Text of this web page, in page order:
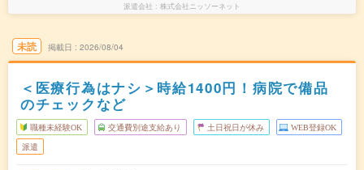
派遣会社 株式会社ニッソーネット
未読 掲載日 2026/08/04
＜医療行為はナシ＞時給1400円！病院で備品
のチェックなど
職種未経験OK 交通費別途支給あり 土日祝日が休み WEB登録OK
派遣